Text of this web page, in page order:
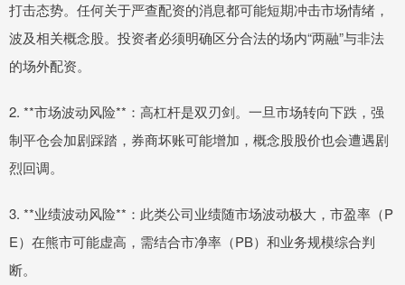
打击态势。任何关于严查配资的消息都可能短期冲击市场情绪，
波及相关概念股。投资者必须明确区分合法的场内“两融”与非法
的场外配资。
2. **市场波动风险**：高杠杆是双刃剑。一旦市场转向下跌，强
制平仓会加剧踩踏，券商坏账可能增加，概念股股价也会遭遇剧
烈回调。
3. **业绩波动风险**：此类公司业绩随市场波动极大，市盈率（P
E）在熊市可能虚高，需结合市净率（PB）和业务规模综合判
断。